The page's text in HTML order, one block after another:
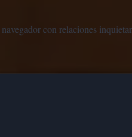
con relaciones